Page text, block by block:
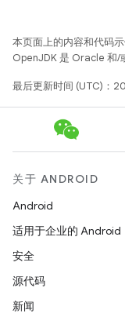
本页面上的内容和代码
OpenJDK 是 Oracle 和/
最后更新时间 (UTC)：
关于 ANDROID
Android
适用于企业的 Android
安全
源代码
新闻